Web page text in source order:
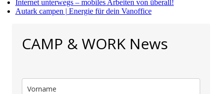
Internet unterwegs – mobiles Arbeiten von überall!
Autark campen | Energie für dein Vanoffice
CAMP & WORK News